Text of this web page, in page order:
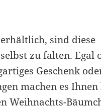
sind diese
zu falten. Egal
Geschenk
machen es
Weihnachts-